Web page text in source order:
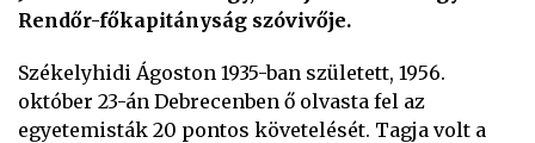
Rendőr-főkapitányság szóvivője.
Székelyhidi Ágoston 1935-ban született, 1956.
október 23-án Debrecenben ő olvasta fel az
egyetemisták 20 pontos követelését. Tagja volt a